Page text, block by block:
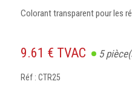
Colorant transparent pour les
9.61 € TVAC 5
Réf : CTR25